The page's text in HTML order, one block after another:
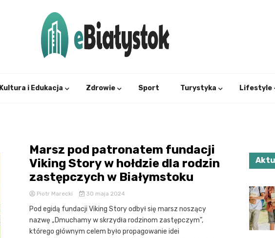
Kultura i Edukacja Zdrowie Sport Turystyka Lifestyle
Marsz pod patronatem fundacji
Viking Story w hołdzie dla rodzin
zastępczych w Białymstoku
Piotr Marecki 30 maja 2024
Pod egidą fundacji Viking Story odbył się marsz noszący
nazwę „Dmuchamy w skrzydła rodzinom zastępczym”,
którego głównym celem było propagowanie idei